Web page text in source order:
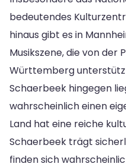
bedeutendes
hinaus gibt es in
Musikszene, die von der
Württemberg
Schaerbeek hingegen
wahrscheinlich einen
Land hat eine reiche
Schaerbeek trägt
finden sich